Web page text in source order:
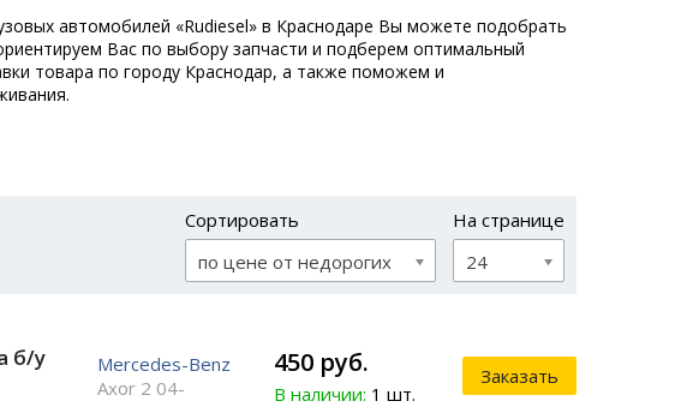
автомобилей «Rudiesel» в Краснодаре Вы можете подобрать
Вас по выбору запчасти и подберем оптимальный
товара по городу Краснодар, а также поможем и
Сортировать
по цене от недорогих
На странице
24
б/у
Mercedes-Benz
Axor 2 04-
450 руб.
В наличии: 1 шт.
Заказать